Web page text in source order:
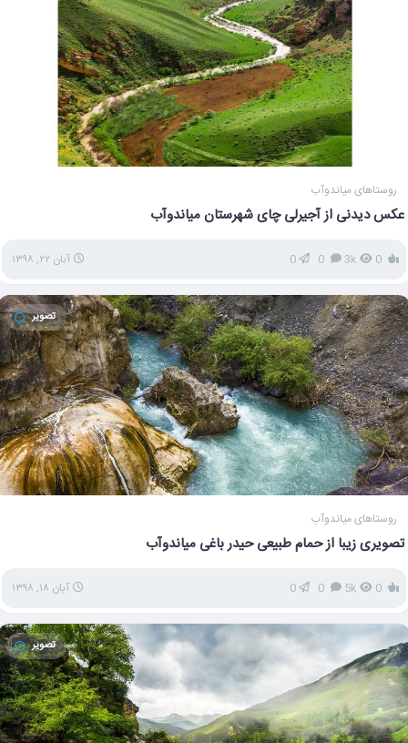
روستاهای میاندوآب
عکس دیدنی از آجیرلی چای شهرستان میاندوآب
3k
0 آبان ۲۲, ۱۳۹۸
تصویر
روستاهای میاندوآب
تصویری زیبا از حمام طبیعی حیدر باغی میاندوآب
5k
0 آبان ۱۸, ۱۳۹۸
تصویر